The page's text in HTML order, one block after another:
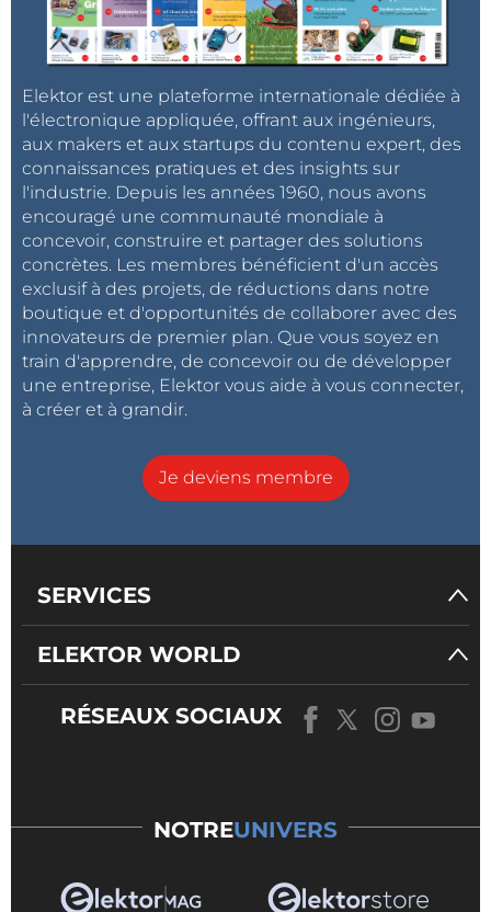
Elektor est une plateforme internationale dédiée à
l'électronique appliquée, offrant aux ingénieurs,
aux makers et aux startups du contenu expert, des
connaissances pratiques et des insights sur
l'industrie. Depuis les années 1960, nous avons
encouragé une communauté mondiale à
concevoir, construire et partager des solutions
concrètes. Les membres bénéficient d'un accès
exclusif à des projets, de réductions dans notre
boutique et d'opportunités de collaborer avec des
innovateurs de premier plan. Que vous soyez en
train d'apprendre, de concevoir ou de développer
une entreprise, Elektor vous aide à vous connecter,
à créer et à grandir.
Je deviens membre
SERVICES
ELEKTOR WORLD
RÉSEAUX SOCIAUX
NOTREUNIVERS